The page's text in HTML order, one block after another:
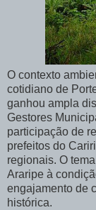
O contexto
cotidiano de
ganhou ampla
Gestores
participação de
prefeitos do
regionais. O
Araripe à
engajamento de
histórica.